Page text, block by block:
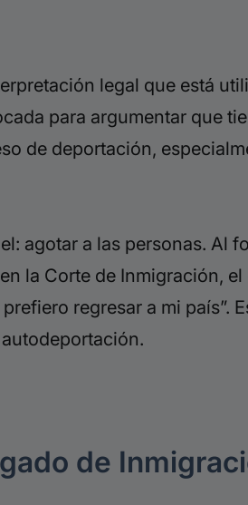
legal que está
para argumentar que
de deportación,
agotar a las personas. Al
la Corte de Inmigración,
regresar a mi país”.
de